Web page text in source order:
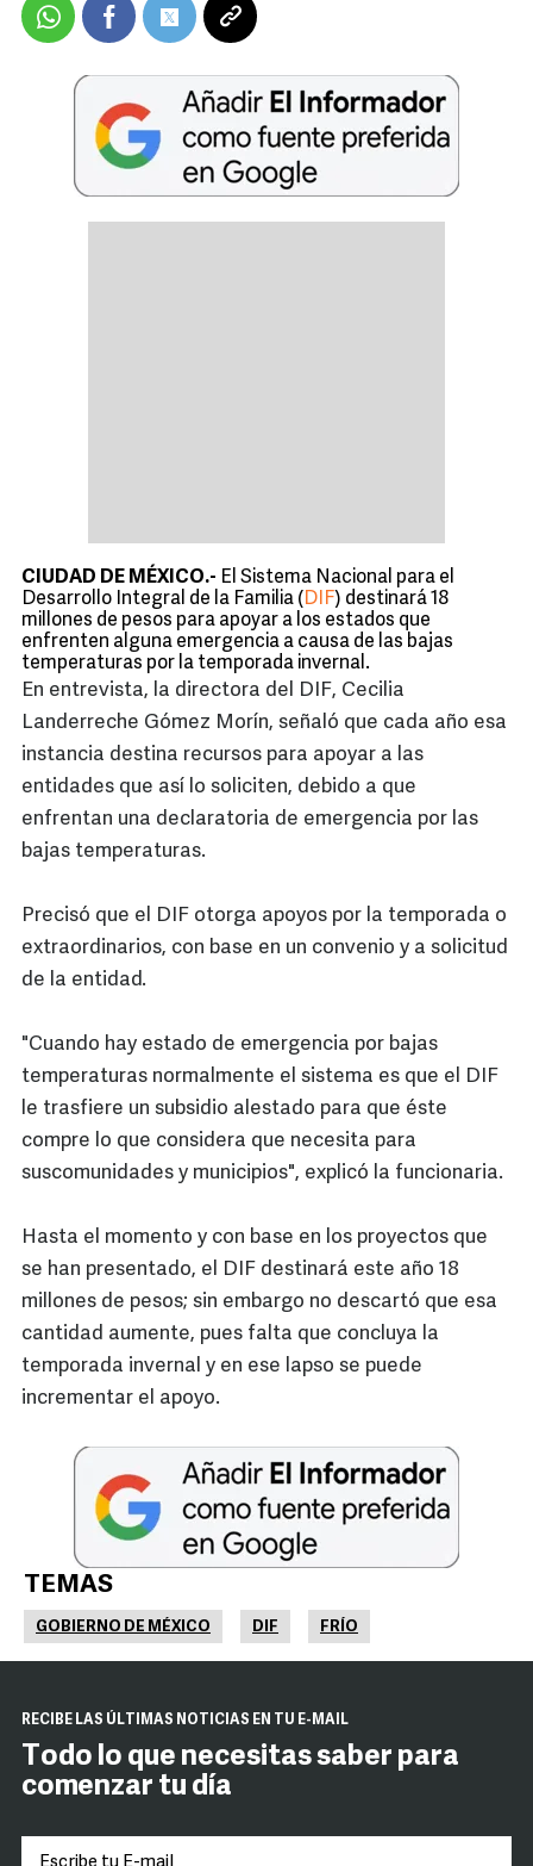
CIUDAD DE MÉXICO.- El Sistema Nacional para el
Desarrollo Integral de la Familia ( DIF) destinará 18
millones de pesos para apoyar a los estados que
enfrenten alguna emergencia a causa de las bajas
temperaturas por la temporada invernal.
En entrevista, la directora del DIF, Cecilia
Landerreche Gómez Morín, señaló que cada año esa
instancia destina recursos para apoyar a las
entidades que así lo soliciten, debido a que
enfrentan una declaratoria de emergencia por las
bajas temperaturas.
Precisó que el DIF otorga apoyos por la temporada o
extraordinarios, con base en un convenio y a solicitud
de la entidad.
"Cuando hay estado de emergencia por bajas
temperaturas normalmente el sistema es que el DIF
le trasfiere un subsidio alestado para que éste
compre lo que considera que necesita para
suscomunidades y municipios", explicó la funcionaria.
Hasta el momento y con base en los proyectos que
se han presentado, el DIF destinará este año 18
millones de pesos; sin embargo no descartó que esa
cantidad aumente, pues falta que concluya la
temporada invernal y en ese lapso se puede
incrementar el apoyo.
TEMAS
GOBIERNO DE MÉXICO DIF FRÍO
RECIBE LAS ÚLTIMAS NOTICIAS EN TU E-MAIL
Todo lo que necesitas saber para
comenzar tu día